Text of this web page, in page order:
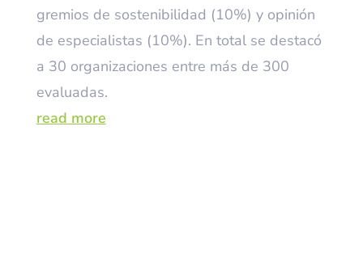
gremios de sostenibilidad (10%) y opinión
de especialistas (10%). En total se destacó
a 30 organizaciones entre más de 300
evaluadas.
read more